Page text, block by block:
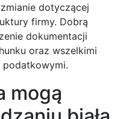
dotyczącej
firmy. Dobrą
dokumentacji
oraz wszelkimi
podatkowymi.
mogą